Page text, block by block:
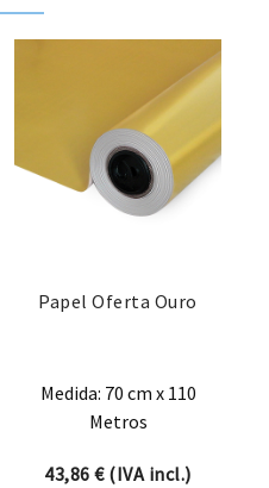
Papel Oferta Ouro
Medida: 70 cm x 110
Metros
43,86€(IVA incl.)